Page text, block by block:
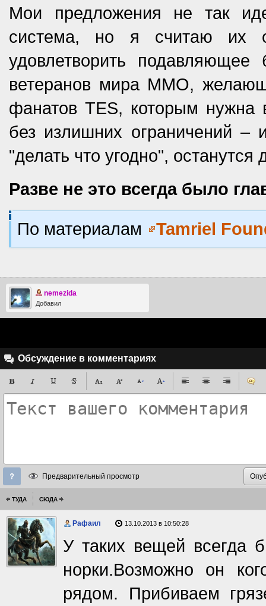
Мои предложения не так
система, но я считаю их
удовлетворить
ветеранов мира MMO,
фанатов TES, которым нужна
без излишних ограничений –
"делать что угодно", останутся
Разве не это всегда было
По материалам Tamriel
nemezida
Добавил
Обсуждение в комментариях
Предварительный просмотр
ТУДА СЮДА
Рафаил 13.10.2013 в 10:50:28
У таких вещей всегда
норки.Возможно он
рядом. Прибиваем